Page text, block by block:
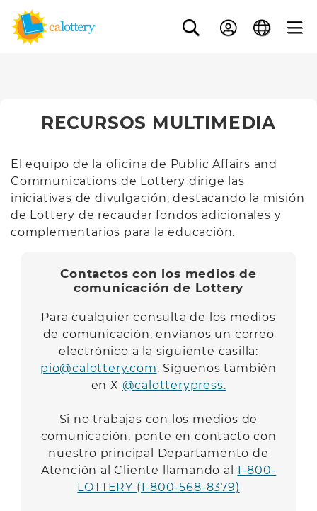
RECURSOS MULTIMEDIA
El equipo de la oficina de Public Affairs and
Communications de Lottery dirige las
iniciativas de divulgación, destacando la misión
de Lottery de recaudar fondos adicionales y
complementarios para la educación.
Contactos con los medios de
comunicación de Lottery
Para cualquier consulta de los medios
de comunicación, envíanos un correo
electrónico a la siguiente casilla:
pio@calottery.com. Síguenos también
en X @calotterypress.
Si no trabajas con los medios de
comunicación, ponte en contacto con
nuestro principal Departamento de
Atención al Cliente llamando al1-800-
LOTTERY (1-800-568-8379)